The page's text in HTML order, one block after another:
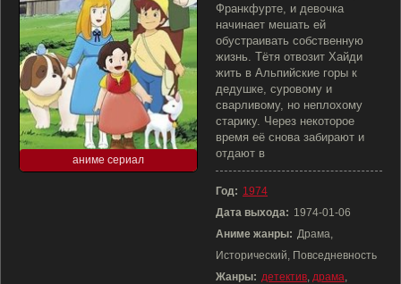
аниме сериал
Франкфурте, и девочка
начинает мешать ей
обустраивать собственную
жизнь. Тётя отвозит Хайди
жить в Альпийские горы к
дедушке, суровому и
сварливому, но неплохому
старику. Через некоторое
время её снова забирают и
отдают в
Год: 1974
Дата выхода: 1974-01-06
Аниме жанры: Драма,
Исторический, Повседневность
Жанры: детектив, драма,